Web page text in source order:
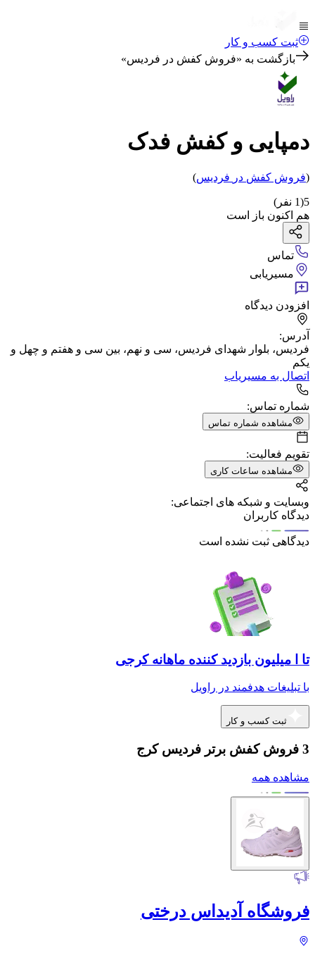
ثبت کسب و کار
بازگشت به «فروش کفش در فردیس»
دمپایی و کفش فدک
(فروش کفش در فردیس)
5
(
1 نفر)
هم اکنون باز است
تماس
مسیریابی
افزودن دیدگاه
آدرس:
فردیس، بلوار شهدای فردیس، سی و نهم، بین سی و هفتم و چهل و
یکم
اتصال به مسیریاب
شماره تماس:
مشاهده شماره تماس
تقویم فعالیت:
مشاهده ساعات کاری
وبسایت و شبکه های اجتماعی:
دیدگاه کاربران
دیدگاهی ثبت نشده است
تا ا میلیون بازدید کننده ماهانه کرجی
با تبلیغات هدفمند در راویل
ثبت کسب و کار
3 فروش کفش برتر فردیس کرج
مشاهده همه
فروشگاه آدیداس درختی